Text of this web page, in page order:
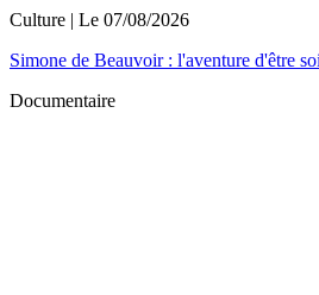
Culture | Le 07/08/2026
Simone de Beauvoir : l'aventure d'être soi
Documentaire